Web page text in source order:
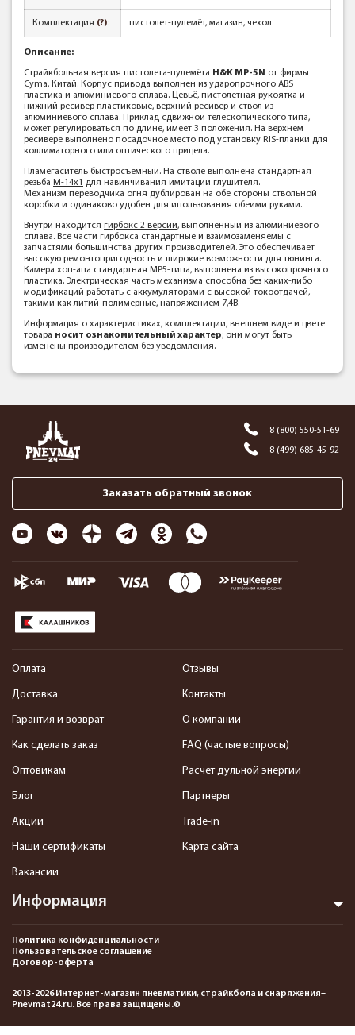
Комплектация (?): пистолет-пулемёт, магазин, чехол
Описание:
Страйкбольная версия пистолета-пулемёта H&K МР-5N от фирмы
Cyma, Китай. Корпус привода выполнен из ударопрочного ABS
пластика и алюминиевого сплава. Цевьё, пистолетная рукоятка и
нижний ресивер пластиковые, верхний ресивер и ствол из
алюминиевого сплава. Приклад сдвижной телескопического типа,
может регулироваться по длине, имеет 3 положения. На верхнем
ресивере выполнено посадочное место под установку RIS-планки для
коллиматорного или оптического прицела.
Пламегаситель быстросъёмный. На стволе выполнена стандартная
резьба М-14х1 для навинчивания имитации глушителя.
Механизм переводчика огня дублирован на обе стороны ствольной
коробки и одинаково удобен для ипользования обеими руками.
Внутри находится гирбокс 2 версии, выполненный из алюминиевого
сплава. Все части гирбокса стандартные и взаимозаменяемы с
запчастями большинства других производителей. Это обеспечивает
высокую ремонтопригодность и широкие возможности для тюнинга.
Камера хоп-апа стандартная МР5-типа, выполнена из высокопрочного
пластика. Электрическая часть механизма способна без каких-либо
модификаций работать с аккумуляторами с высокой токоотдачей,
такими как литий-полимерные, напряжением 7,4В.
Информация о характеристиках, комплектации, внешнем виде и цвете
товара носит ознакомительный характер; они могут быть
изменены производителем без уведомления.
8 (800) 550-51-69
8 (499) 685-45-92
Заказать обратный звонок
Информация
Оплата
Доставка
Гарантия и возврат
Как сделать заказ
Оптовикам
Блог
Акции
Наши сертификаты
Вакансии
Отзывы
Контакты
О компании
FAQ (частые вопросы)
Расчет дульной энергии
Партнеры
Trade-in
Карта сайта
Политика конфиденциальности
Пользовательское соглашение
Договор-оферта
2013-2026 Интернет-магазин пневматики, страйкбола и снаряжения–
Pnevmat24.ru. Все права защищены.©